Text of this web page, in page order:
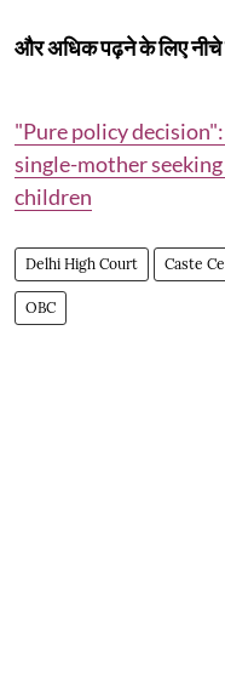
और अधिक पढ़ने के लिए नीचे
"Pure policy
single-mother
children
Delhi High Court Caste
OBC